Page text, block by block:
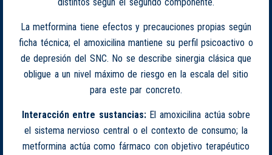
La metformina tiene efectos y precauciones propias según
ficha técnica; el amoxicilina mantiene su perfil psicoactivo o
de depresión del SNC. No se describe sinergia clásica que
obligue a un nivel máximo de riesgo en la escala del sitio
para este par concreto.
Interacción entre sustancias:El amoxicilina actúa sobre
el sistema nervioso central o el contexto de consumo; la
metformina actúa como fármaco con objetivo terapéutico